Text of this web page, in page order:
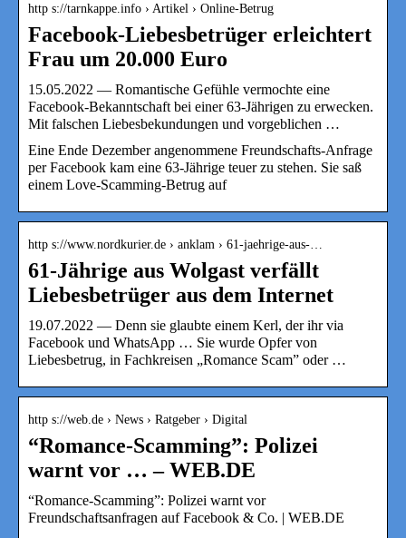
http s://tarnkappe.info › Artikel › Online-Betrug
Facebook-Liebesbetrüger erleichtert
Frau um 20.000 Euro
15.05.2022 — Romantische Gefühle vermochte eine
Facebook-Bekanntschaft bei einer 63-Jährigen zu erwecken.
Mit falschen Liebesbekundungen und vorgeblichen …
Eine Ende Dezember angenommene Freundschafts-Anfrage
per Facebook kam eine 63-Jährige teuer zu stehen. Sie saß
einem Love-Scamming-Betrug auf
http s://www.nordkurier.de › anklam › 61-jaehrige-aus-…
61-Jährige aus Wolgast verfällt
Liebesbetrüger aus dem Internet
19.07.2022 — Denn sie glaubte einem Kerl, der ihr via
Facebook und WhatsApp … Sie wurde Opfer von
Liebesbetrug, in Fachkreisen „Romance Scam” oder …
http s://web.de › News › Ratgeber › Digital
“Romance-Scamming”: Polizei
warnt vor … – WEB.DE
“Romance-Scamming”: Polizei warnt vor
Freundschaftsanfragen auf Facebook & Co. | WEB.DE